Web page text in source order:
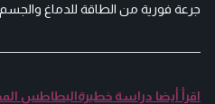
جرعة فورية من الطاقة للدماغ
اقرأ أيضا دراسة خطيرةالبطاطس